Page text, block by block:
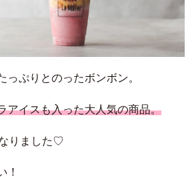
っぷりとのったボンボン。
アイスも入った大人気の商品。
りました♡
！